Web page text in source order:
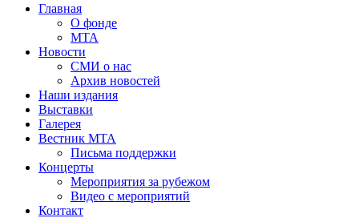
Главная
О фонде
МТА
Новости
СМИ о нас
Архив новостей
Наши издания
Выставки
Галерея
Вестник МТА
Письма поддержки
Концерты
Мероприятия за рубежом
Видео с мероприятий
Контакт